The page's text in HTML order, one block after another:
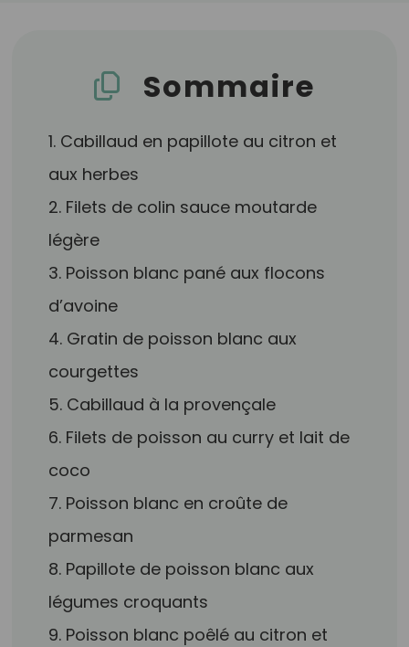
Sommaire
1. Cabillaud en papillote au citron et
aux herbes
2. Filets de colin sauce moutarde
légère
3. Poisson blanc pané aux flocons
d’avoine
4. Gratin de poisson blanc aux
courgettes
5. Cabillaud à la provençale
6. Filets de poisson au curry et lait de
coco
7. Poisson blanc en croûte de
parmesan
8. Papillote de poisson blanc aux
légumes croquants
9. Poisson blanc poêlé au citron et